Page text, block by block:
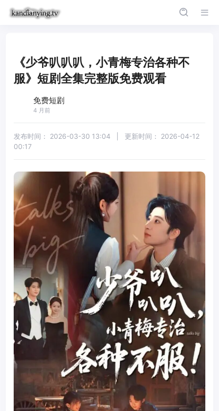
《少爷叭叭叭，小青梅专治各种不
服》短剧全集完整版免费观看
免费短剧
4 月前
发布时间： 2026-03-30 13:04 更新时间： 2026-04-12
00:17